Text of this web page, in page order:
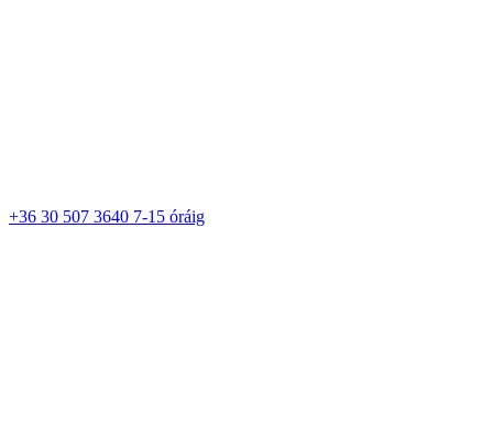
+36 30 507 3640 7-15 óráig